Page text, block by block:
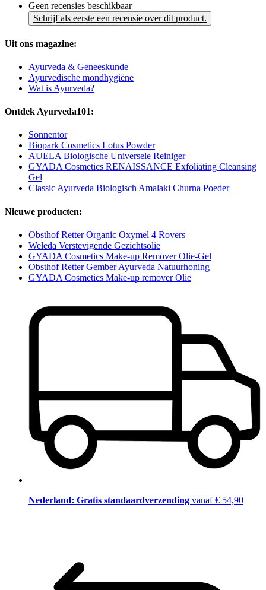
Geen recensies beschikbaar
Schrijf als eerste een recensie over dit product.
Uit ons magazine:
Ayurveda & Geneeskunde
Ayurvedische mondhygiëne
Wat is Ayurveda?
Ontdek Ayurveda101:
Sonnentor
Biopark Cosmetics Lotus Powder
AUELA Biologische Universele Reiniger
GYADA Cosmetics RENAISSANCE Exfoliating Cleansing
Gel
Classic Ayurveda Biologisch Amalaki Churna Poeder
Nieuwe producten:
Obsthof Retter Organic Oxymel 4 Rovers
Weleda Verstevigende Gezichtsolie
GYADA Cosmetics Make-up Remover Olie-Gel
Obsthof Retter Gember Ayurveda Natuurhoning
GYADA Cosmetics Make-up remover Olie
Nederland: Gratis standaardverzending vanaf € 54,90